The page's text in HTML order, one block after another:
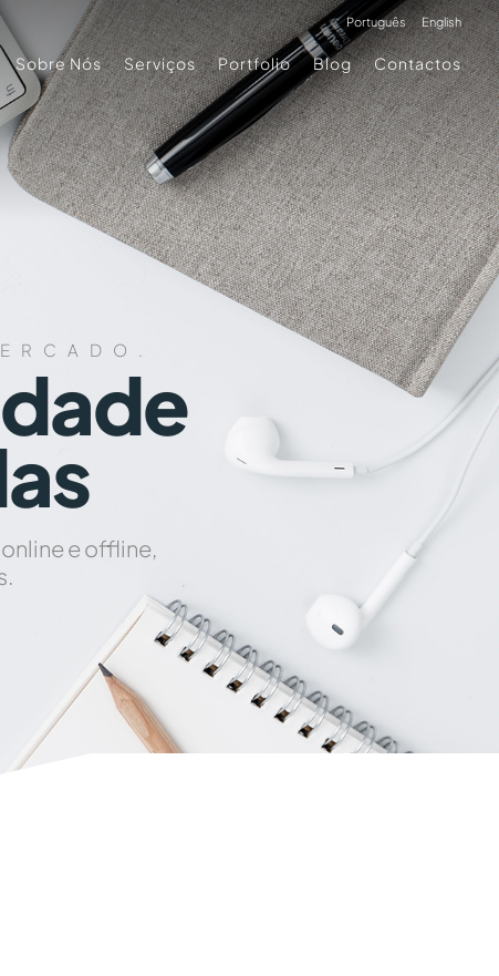
Sobre Nós Serviços Portfolio Blog Contactos
Português English
e offline,